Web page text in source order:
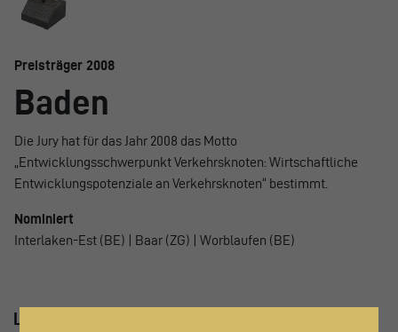
Preisträger 2008
Baden
Die Jury hat für das Jahr 2008 das Motto
„Entwicklungsschwerpunkt Verkehrsknoten: Wirtschaftliche
Entwicklungspotenziale an Verkehrsknoten“ bestimmt.
Nominiert
Interlaken-Est (BE) | Baar (ZG) | Worblaufen (BE)
LEISTUNGSKENNZAHLEN